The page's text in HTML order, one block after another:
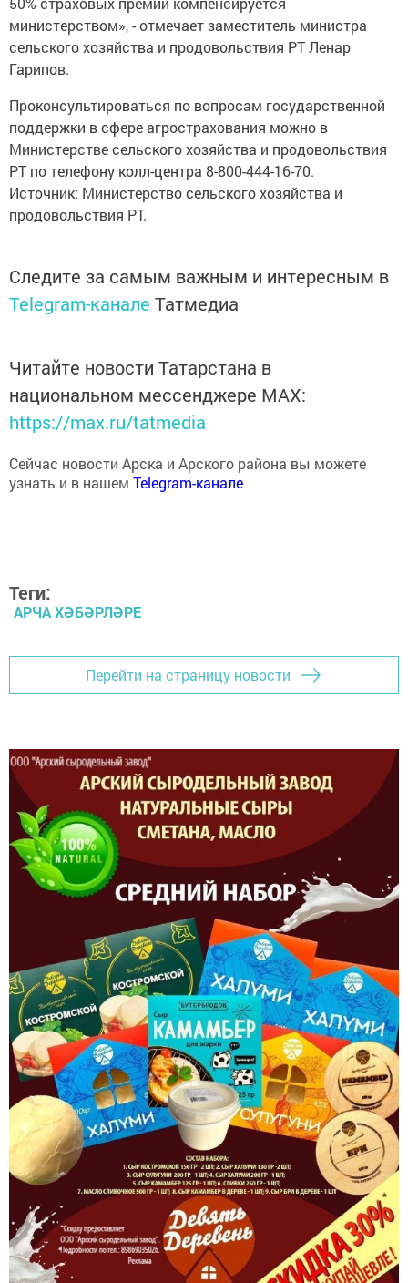
министерством», - отмечает заместитель министра
сельского хозяйства и продовольствия РТ Ленар
Гарипов.
Проконсультироваться по вопросам государственной
поддержки в сфере агрострахования можно в
Министерстве сельского хозяйства и продовольствия
РТ по телефону колл-центра 8-800-444-16-70.
Источник: Министерство сельского хозяйства и
продовольствия РТ.
Следите за самым важным и интересным в
Telegram-канале Татмедиа
Читайте новости Татарстана в
национальном мессенджере MАХ:
https://max.ru/tatmedia
Сейчас новости Арска и Арского района вы можете
узнать и в нашем Telegram-канале
Теги:
АРЧА ХӘБӘРЛӘРЕ
Перейти на страницу новости